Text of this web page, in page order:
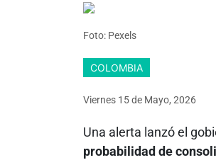
Foto: Pexels
COLOMBIA
Viernes 15de Mayo, 2026
Una alerta lanzó el
probabilidad de